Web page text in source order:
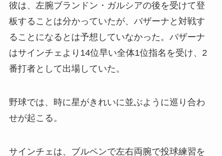
彼は、左腕ブランドン・ガルシアの後を受けて登
板することは分かっていたが、バザーナと対戦す
ることになるとは予想していなかった。バザーナ
はサインチェより14位早い全体1位指名を受け、2
番打者として出場していた。
野球では、時に星がきれいに並ぶように巡り合わ
せが起こる。
サインチェは、ブルペンで左右両腕で投球練習を